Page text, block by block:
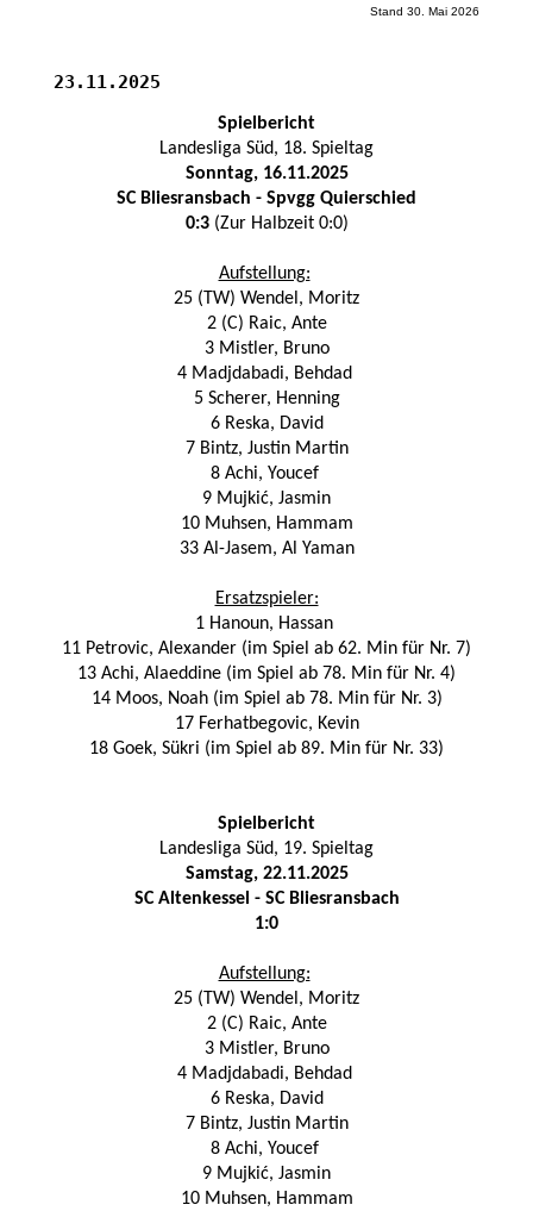
Stand 30. Mai 2026
23.11.2025
Spielbericht
Landesliga Süd, 18. Spieltag
Sonntag, 16.11.2025
SC Bliesransbach - Spvgg Quierschied
0:3(Zur Halbzeit 0:0)
Aufstellung:
25 (TW) Wendel, Moritz
2 (C) Raic, Ante
3 Mistler, Bruno
4 Madjdabadi, Behdad
5 Scherer, Henning
6 Reska, David
7 Bintz, Justin Martin
8 Achi, Youcef
9 Mujkić, Jasmin
10 Muhsen, Hammam
33 Al-Jasem, Al Yaman
Ersatzspieler:
1 Hanoun, Hassan
11 Petrovic, Alexander (im Spiel ab 62. Min für Nr. 7)
13 Achi, Alaeddine (im Spiel ab 78. Min für Nr. 4)
14 Moos, Noah (im Spiel ab 78. Min für Nr. 3)
17 Ferhatbegovic, Kevin
18 Goek, Sükri (im Spiel ab 89. Min für Nr. 33)
Spielbericht
Landesliga Süd, 19. Spieltag
Samstag, 22.11.2025
SC Altenkessel - SC Bliesransbach
1:0
Aufstellung:
25 (TW) Wendel, Moritz
2 (C) Raic, Ante
3 Mistler, Bruno
4 Madjdabadi, Behdad
6 Reska, David
7 Bintz, Justin Martin
8 Achi, Youcef
9 Mujkić, Jasmin
10 Muhsen, Hammam